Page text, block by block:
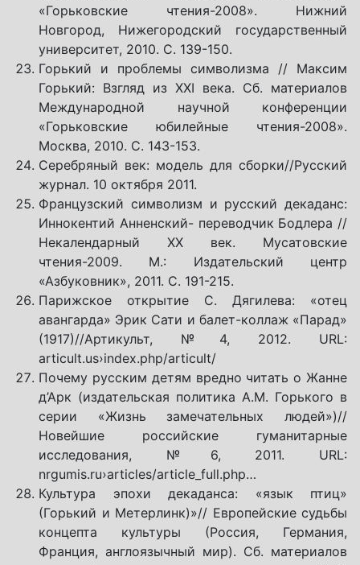
«Горьковские чтения-2008». Нижний
Новгород, Нижегородский государственный
университет, 2010. С. 139-150.
Горький и проблемы символизма // Максим
Горький: Взгляд из ХХI века. Сб. материалов
Международной научной конференции
«Горьковские юбилейные чтения-2008».
Москва, 2010. С. 143-153.
Серебряный век: модель для сборки//Русский
журнал. 10 октября 2011.
Французский символизм и русский декаданс:
Иннокентий Анненский- переводчик Бодлера //
Некалендарный ХХ век. Мусатовские
чтения-2009. М.: Издательский центр
«Азбуковник», 2011. С. 191-215.
Парижское открытие С. Дягилева: «отец
авангарда» Эрик Сати и балет-коллаж «Парад»
(1917)//Артикульт, №4, 2012. URL:
articult.us›index.php/articult/
Почему русским детям вредно читать о Жанне
д’Арк (издательская политика А.М. Горького в
серии «Жизнь замечательных людей»)//
Новейшие российские гуманитарные
исследования, №6, 2011. URL:
nrgumis.ru›articles/article_full.php…
Культура эпохи декаданса: «язык птиц»
(Горький и Метерлинк)»// Европейские судьбы
концепта культуры (Россия, Германия,
Франция, англоязычный мир). Сб. материалов